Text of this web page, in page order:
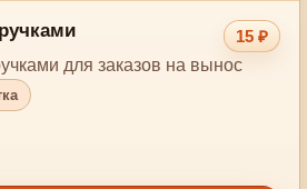
15 ₽
для заказов на вынос